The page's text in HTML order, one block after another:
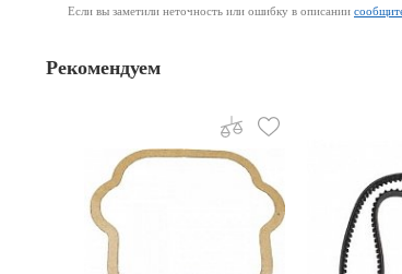
Если вы заметили неточность или ошибку в описании
Рекомендуем